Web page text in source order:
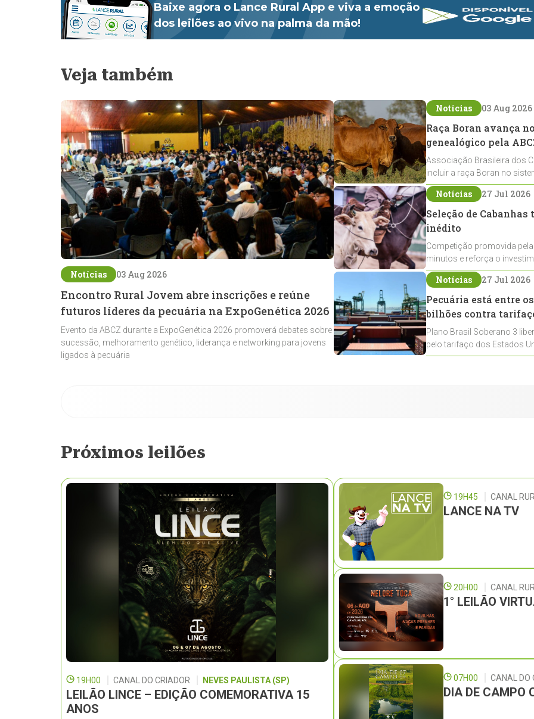
Baixe agora o Lance Rural App e viva a emoção
dos leilões ao vivo na palma da mão!
Veja também
Notícias 03 Aug 2026
Encontro Rural Jovem abre inscrições e reúne
futuros líderes da pecuária na ExpoGenética 2026
Evento da ABCZ durante a ExpoGenética 2026 promoverá debates sobre
sucessão, melhoramento genético, liderança e networking para jovens
ligados à pecuária
Notícias 03 Aug 2026
Raça Boran avança
genealógico pela
Associação Brasileira dos
incluir a raça Boran no
expansão na pecuária
Notícias 27 Jul 2026
Seleção de
inédito
Competição promovida
minutos e reforça o
Crioulos voltados ao laço
Notícias 27 Jul 2026
Pecuária está entre
bilhões contra
Plano Brasil Soberano 3
pelo tarifaço dos Estados
contemplados
Próximos leilões
19H00 CANAL DO CRIADOR NEVES PAULISTA (SP)
LEILÃO LINCE – EDIÇÃO COMEMORATIVA 15
ANOS
19H45 CANAL
LANCE NA TV
20H00 CANAL
1° LEILÃO
07H00 CANAL DO
DIA DE CAMPO